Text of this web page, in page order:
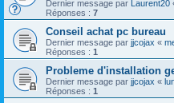
Dernier message par Laurent20
Réponses : 7
Conseil achat pc bureau
Dernier message par jjcojax «
Réponses : 1
Probleme d'installation
Dernier message par jjcojax «
Réponses : 1